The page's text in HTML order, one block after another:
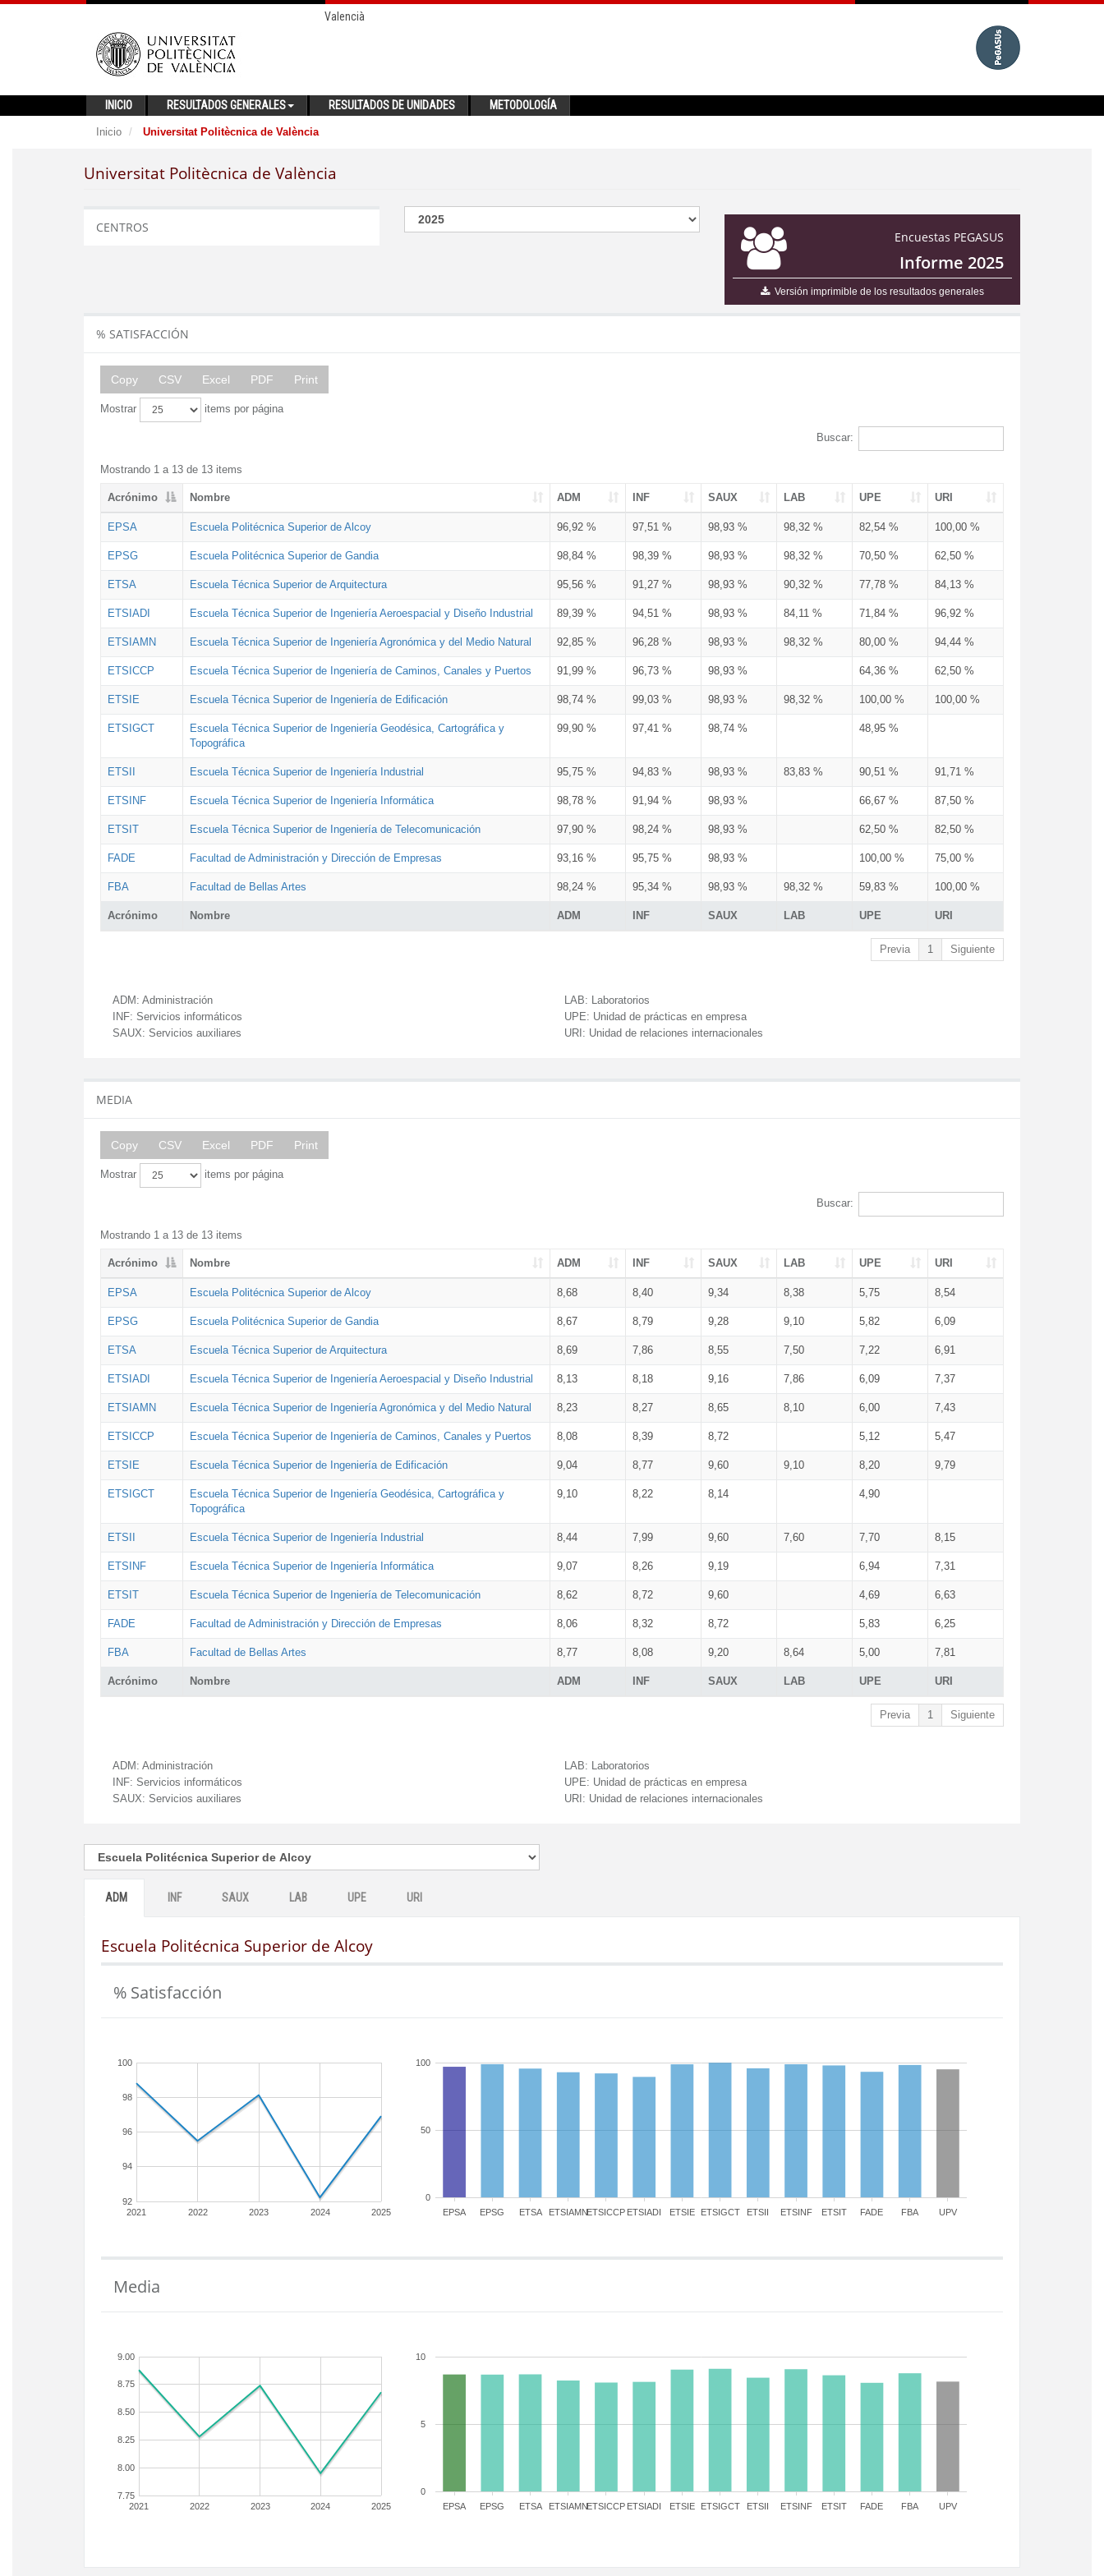
Valencià
INICIO RESULTADOS GENERALES RESULTADOS DE UNIDADES METODOLOGÍA
Inicio Universitat Politècnica de València
Universitat Politècnica de València
Encuestas PEGASUS
Informe 2025
Versión imprimible de los resultados generales
CENTROS
% SATISFACCIÓN
Copy CSV Excel PDF Print
Mostrar items por página
Buscar:
Mostrando 1 a 13 de 13 items
Acrónimo Nombre ADM INF SAUX LAB UPE URI
Acrónimo Nombre ADM INF SAUX LAB UPE URI
EPSA Escuela Politécnica Superior de Alcoy 96,92 % 97,51 % 98,93 % 98,32 % 82,54 % 100,00 %
EPSG Escuela Politécnica Superior de Gandia 98,84 % 98,39 % 98,93 % 98,32 % 70,50 % 62,50 %
ETSA Escuela Técnica Superior de Arquitectura 95,56 % 91,27 % 98,93 % 90,32 % 77,78 % 84,13 %
ETSIADI Escuela Técnica Superior de Ingeniería Aeroespacial y Diseño Industrial 89,39 % 94,51 % 98,93 % 84,11 % 71,84 % 96,92 %
ETSIAMN Escuela Técnica Superior de Ingeniería Agronómica y del Medio Natural 92,85 % 96,28 % 98,93 % 98,32 % 80,00 % 94,44 %
ETSICCP Escuela Técnica Superior de Ingeniería de Caminos, Canales y Puertos 91,99 % 96,73 % 98,93 % 64,36 % 62,50 %
ETSIE Escuela Técnica Superior de Ingeniería de Edificación 98,74 % 99,03 % 98,93 % 98,32 % 100,00 % 100,00 %
ETSIGCT
Escuela Técnica Superior de Ingeniería Geodésica, Cartográfica y
Topográfica
99,90 % 97,41 % 98,74 % 48,95 %
ETSII Escuela Técnica Superior de Ingeniería Industrial 95,75 % 94,83 % 98,93 % 83,83 % 90,51 % 91,71 %
ETSINF Escuela Técnica Superior de Ingeniería Informática 98,78 % 91,94 % 98,93 % 66,67 % 87,50 %
ETSIT Escuela Técnica Superior de Ingeniería de Telecomunicación 97,90 % 98,24 % 98,93 % 62,50 % 82,50 %
FADE Facultad de Administración y Dirección de Empresas 93,16 % 95,75 % 98,93 % 100,00 % 75,00 %
FBA Facultad de Bellas Artes 98,24 % 95,34 % 98,93 % 98,32 % 59,83 % 100,00 %
Previa 1 Siguiente
ADM: Administración
INF: Servicios informáticos
SAUX: Servicios auxiliares
LAB: Laboratorios
UPE: Unidad de prácticas en empresa
URI: Unidad de relaciones internacionales
MEDIA
Copy CSV Excel PDF Print
Mostrar items por página
Buscar:
Mostrando 1 a 13 de 13 items
Acrónimo Nombre ADM INF SAUX LAB UPE URI
Acrónimo Nombre ADM INF SAUX LAB UPE URI
EPSA Escuela Politécnica Superior de Alcoy 8,68 8,40 9,34 8,38 5,75 8,54
EPSG Escuela Politécnica Superior de Gandia 8,67 8,79 9,28 9,10 5,82 6,09
ETSA Escuela Técnica Superior de Arquitectura 8,69 7,86 8,55 7,50 7,22 6,91
ETSIADI Escuela Técnica Superior de Ingeniería Aeroespacial y Diseño Industrial 8,13 8,18 9,16 7,86 6,09 7,37
ETSIAMN Escuela Técnica Superior de Ingeniería Agronómica y del Medio Natural 8,23 8,27 8,65 8,10 6,00 7,43
ETSICCP Escuela Técnica Superior de Ingeniería de Caminos, Canales y Puertos 8,08 8,39 8,72 5,12 5,47
ETSIE Escuela Técnica Superior de Ingeniería de Edificación 9,04 8,77 9,60 9,10 8,20 9,79
ETSIGCT
Escuela Técnica Superior de Ingeniería Geodésica, Cartográfica y
Topográfica
9,10 8,22 8,14 4,90
ETSII Escuela Técnica Superior de Ingeniería Industrial 8,44 7,99 9,60 7,60 7,70 8,15
ETSINF Escuela Técnica Superior de Ingeniería Informática 9,07 8,26 9,19 6,94 7,31
ETSIT Escuela Técnica Superior de Ingeniería de Telecomunicación 8,62 8,72 9,60 4,69 6,63
FADE Facultad de Administración y Dirección de Empresas 8,06 8,32 8,72 5,83 6,25
FBA Facultad de Bellas Artes 8,77 8,08 9,20 8,64 5,00 7,81
Previa 1 Siguiente
ADM: Administración
INF: Servicios informáticos
SAUX: Servicios auxiliares
LAB: Laboratorios
UPE: Unidad de prácticas en empresa
URI: Unidad de relaciones internacionales
ADM INF SAUX LAB UPE URI
Escuela Politécnica Superior de Alcoy
% Satisfacción
2021 2022 2023 2024 2025
92
94
96
98
100
EPSA EPSG ETSA ETSIAMNETSICCP ETSIADI ETSIE ETSIGCT ETSII ETSINF ETSIT FADE FBA UPV
0
50
100
Media
2021 2022 2023 2024 2025
7.75
8.00
8.25
8.50
8.75
9.00
EPSA EPSG ETSA ETSIAMNETSICCP ETSIADI ETSIE ETSIGCT ETSII ETSINF ETSIT FADE FBA UPV
0
5
10